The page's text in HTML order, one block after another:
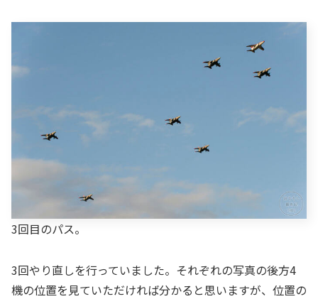
3回目のパス。
3回やり直しを行っていました。それぞれの写真の後方4
機の位置を見ていただければ分かると思いますが、位置の